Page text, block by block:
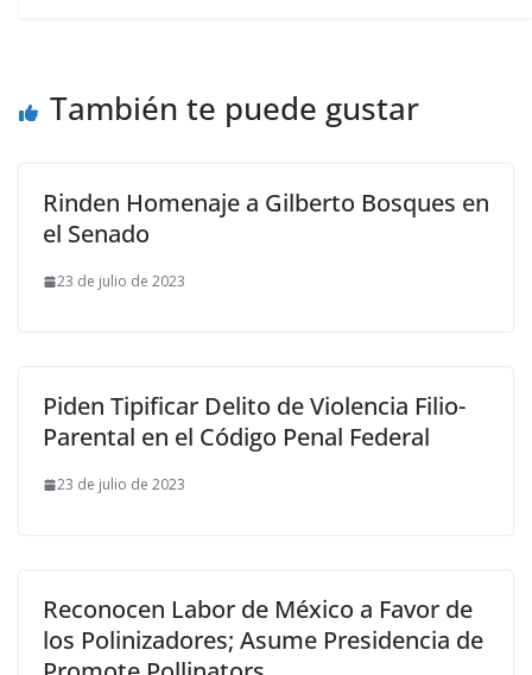
También te puede gustar
Rinden Homenaje a Gilberto Bosques en
el Senado
23 de julio de 2023
Piden Tipificar Delito de Violencia Filio-
Parental en el Código Penal Federal
23 de julio de 2023
Reconocen Labor de México a Favor de
los Polinizadores; Asume Presidencia de